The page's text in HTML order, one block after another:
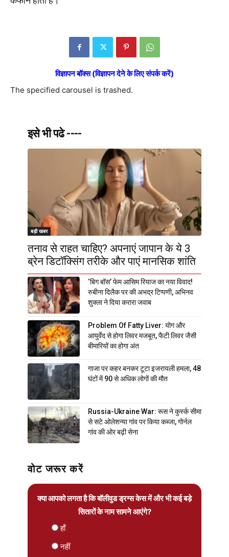
विज्ञापन बॉक्स (विज्ञापन देने के लिए संपर्क करें)
The specified carousel is trashed.
इसे भी पढे ----
बड़ी खबर
तनाव से राहत चाहिए? अपनाएं जापान के ये 3
ब्रेन डिटॉक्सिंग तरीके और पाएं मानसिक शांति
‘बिग बॉस’ फेम आसिम रियाज का नया विवाद!
रुबीना दिलैक पर की अभद्र टिप्पणी, अभिनव
शुक्ला ने दिया करारा जवाब
Problem Of Fatty Liver: योग और
आयुर्वेद से होगा लिवर मजबूत, फैटी लिवर जैसी
बीमारियों का होगा अंत
गाजा पर कहर बनकर टूटा इजरायली हमला, 48
घंटों में 90 से अधिक लोगों की मौत
Russia-Ukraine War: रूस ने कुर्स्क सीमा
से सटे ओलेशन्या गांव पर किया कब्जा, गोर्नल
गांव की ओर बढ़ी सेना
वोट जरूर करें
क्या आपको लगता है कि बॉलीवुड ड्रग्स केस में और भी कई बड़े
सितारों के नाम सामने आएंगे?
हाँ
नहीं